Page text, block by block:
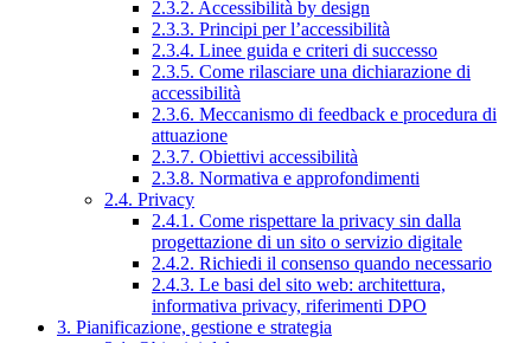
2.3.2. Accessibilità by design
2.3.3. Principi per l’accessibilità
2.3.4. Linee guida e criteri di successo
2.3.5. Come rilasciare una dichiarazione di
accessibilità
2.3.6. Meccanismo di feedback e procedura di
attuazione
2.3.7. Obiettivi accessibilità
2.3.8. Normativa e approfondimenti
2.4. Privacy
2.4.1. Come rispettare la privacy sin dalla
progettazione di un sito o servizio digitale
2.4.2. Richiedi il consenso quando necessario
2.4.3. Le basi del sito web: architettura,
informativa privacy, riferimenti DPO
3. Pianificazione, gestione e strategia